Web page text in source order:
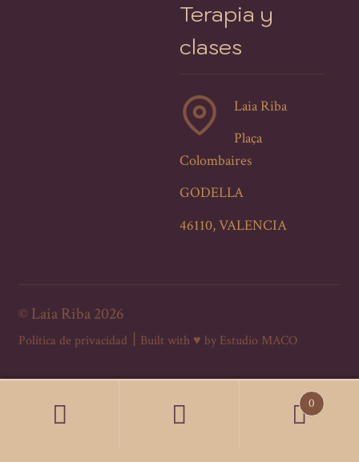
Terapia y
clases
Laia Riba
Plaça
Colombaires
GODELLA
46110, VALENCIA
© Laia Riba 2026
Política de privacidad Built with ♥︎ by Estudio MACO
0